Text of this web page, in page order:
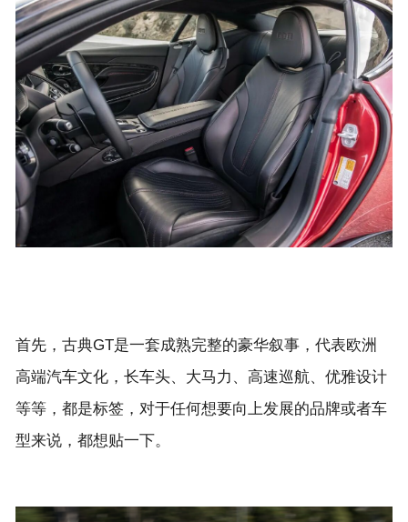
首先，古典GT是一套成熟完整的豪华叙事，代表欧洲
高端汽车文化，长车头、大马力、高速巡航、优雅设计
等等，都是标签，对于任何想要向上发展的品牌或者车